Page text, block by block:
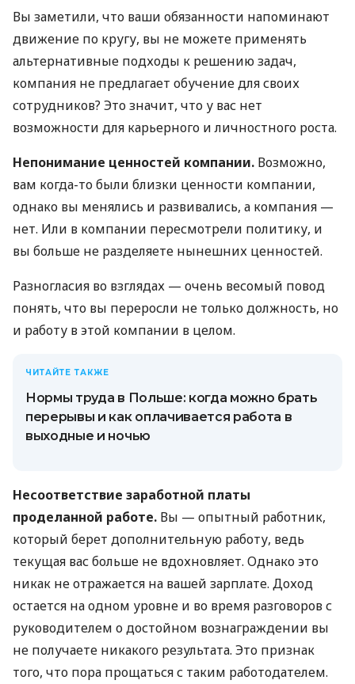
Вы заметили, что ваши обязанности напоминают
движение по кругу, вы не можете применять
альтернативные подходы к решению задач,
компания не предлагает обучение для своих
сотрудников? Это значит, что у вас нет
возможности для карьерного и личностного роста.
Непонимание ценностей компании. Возможно,
вам когда-то были близки ценности компании,
однако вы менялись и развивались, а компания —
нет. Или в компании пересмотрели политику, и
вы больше не разделяете нынешних ценностей.
Разногласия во взглядах — очень весомый повод
понять, что вы переросли не только должность, но
и работу в этой компании в целом.
ЧИТАЙТЕ ТАКЖЕ
Нормы труда в Польше: когда можно брать
перерывы и как оплачивается работа в
выходные и ночью
Несоответствие заработной платы
проделанной работе. Вы — опытный работник,
который берет дополнительную работу, ведь
текущая вас больше не вдохновляет. Однако это
никак не отражается на вашей зарплате. Доход
остается на одном уровне и во время разговоров с
руководителем о достойном вознаграждении вы
не получаете никакого результата. Это признак
того, что пора прощаться с таким работодателем.